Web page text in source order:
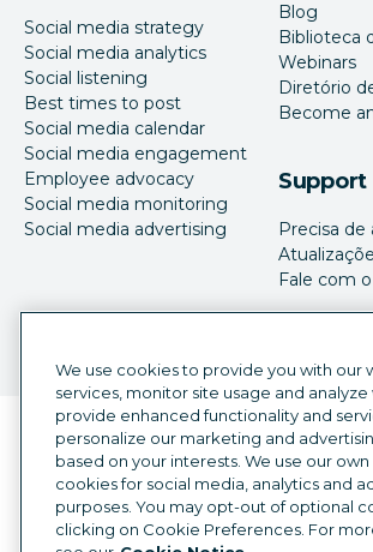
Social media strategy
Social media analytics
Social listening
Best times to post
Social media calendar
Social media engagement
Employee advocacy
Social media monitoring
Social media advertising
Blog
Biblioteca
Webinars
Diretório
Become
Support
Precisa de
Fale com
Seletor de idioma
Portuguese
©2026 Hootsuite Inc. Todos os
Central jurídica
Central de confiança
Preferências de cookies
We use cookies to provide you with our
services, monitor site usage and analyze
provide enhanced functionality and
personalize our marketing and
based on your interests. We use our
cookies for social media, analytics and
purposes. You may opt-out of optional
clicking on Cookie Preferences. For